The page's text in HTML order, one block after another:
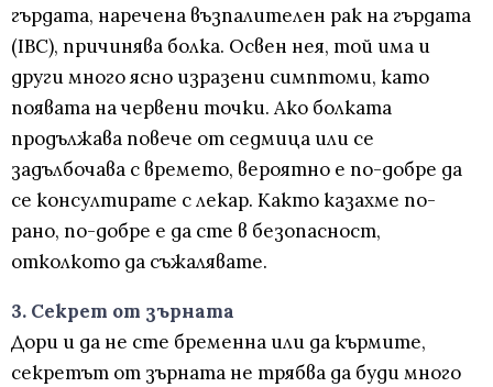
гърдата, наречена възпалителен рак на гърдата
(IBC), причинява болка. Освен нея, той има и
други много ясно изразени симптоми, като
появата на червени точки. Ако болката
продължава повече от седмица или се
задълбочава с времето, вероятно е по-добре да
се консултирате с лекар. Както казахме по-
рано, по-добре е да сте в безопасност,
отколкото да съжалявате.
3. Секрет от зърната
Дори и да не сте бременна или да кърмите,
секретът от зърната не трябва да буди много